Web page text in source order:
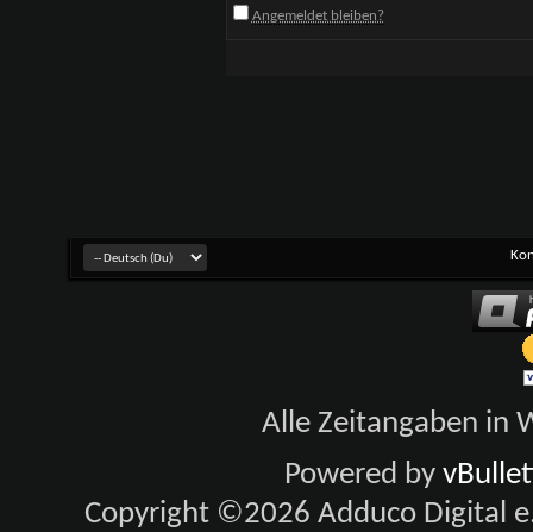
Angemeldet bleiben?
Alle Zeitangaben in
Powered by
Copyright ©2026 Adduco Digital